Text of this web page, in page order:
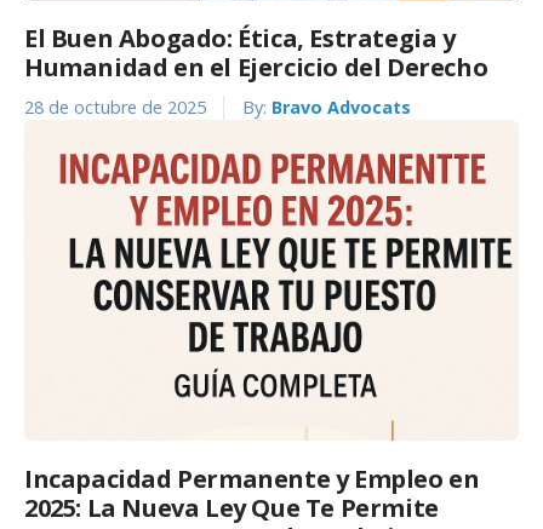
El Buen Abogado: Ética, Estrategia y
Humanidad en el Ejercicio del Derecho
28 de octubre de 2025 By: Bravo Advocats
Incapacidad Permanente y Empleo en
2025: La Nueva Ley Que Te Permite